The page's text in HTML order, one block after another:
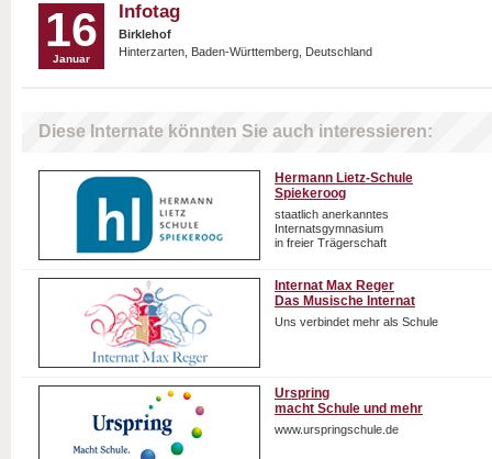
16
Januar
Infotag
Birklehof
Hinterzarten, Baden-Württemberg, Deutschland
Diese Internate könnten Sie auch interessieren:
Hermann Lietz-Schule
Spiekeroog
staatlich anerkanntes
Internatsgymnasium
in freier Trägerschaft
Internat Max Reger
Das Musische Internat
Uns verbindet mehr als Schule
Urspring
macht Schule und mehr
www.urspringschule.de